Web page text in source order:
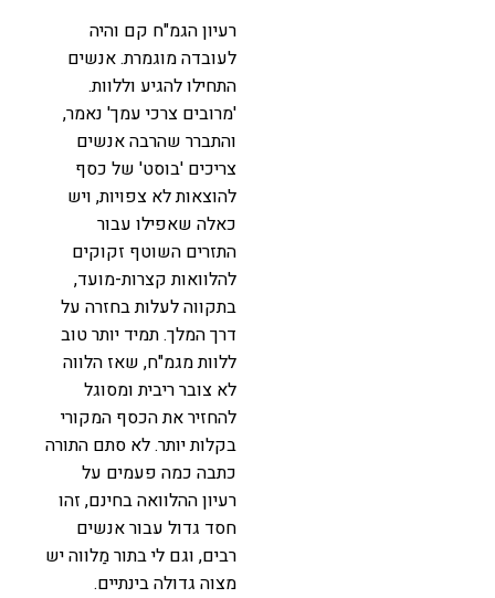
רעיון הגמ"ח קם והיה
לעובדה מוגמרת. אנשים
התחילו להגיע וללוות.
'מרובים צרכי עמך' נאמר,
והתברר שהרבה אנשים
צריכים 'בוסט' של כסף
להוצאות לא צפויות, ויש
כאלה שאפילו עבור
התזרים השוטף זקוקים
להלוואות קצרות-מועד,
בתקווה לעלות בחזרה על
דרך המלך. תמיד יותר טוב
ללוות מגמ"ח, שאז הלווה
לא צובר ריבית ומסוגל
להחזיר את הכסף המקורי
בקלות יותר. לא סתם התורה
כתבה כמה פעמים על
רעיון ההלוואה בחינם, זהו
חסד גדול עבור אנשים
רבים, וגם לי בתור מַלווה יש
מצוה גדולה בינתיים.